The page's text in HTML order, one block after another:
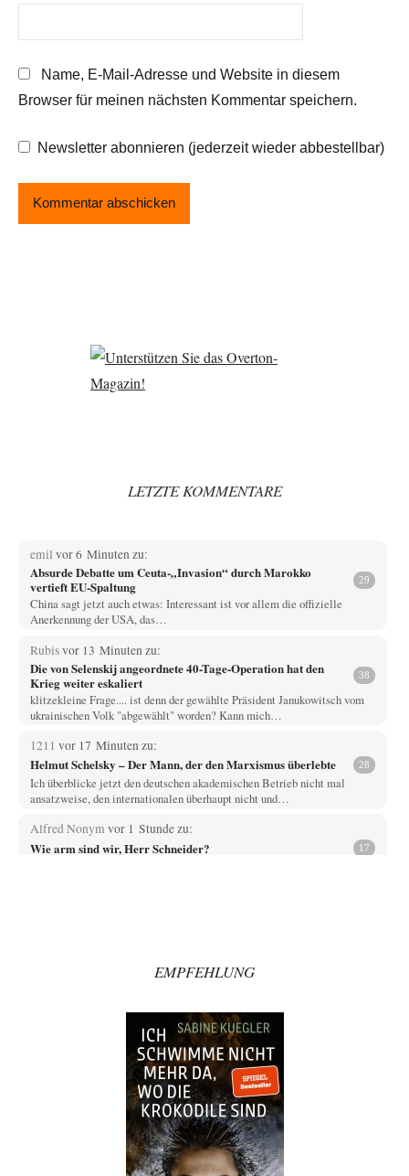
Name, E-Mail-Adresse und Website in diesem
Browser für meinen nächsten Kommentar speichern.
Newsletter abonnieren (jederzeit wieder abbestellbar)
LETZTE KOMMENTARE
emil vor 6 Minuten zu:
Absurde Debatte um Ceuta-„Invasion“ durch Marokko
vertieft EU-Spaltung
29
China sagt jetzt auch etwas: Interessant ist vor allem die offizielle
Anerkennung der USA, das…
Rubisvor 13 Minuten zu:
Die von Selenskij angeordnete 40-Tage-Operation hat den
Krieg weiter eskaliert
38
klitzekleine Frage.... ist denn der gewählte Präsident Janukowitsch vom
ukrainischen Volk "abgewählt" worden? Kann mich…
1211 vor 17 Minuten zu:
Helmut Schelsky – Der Mann, der den Marxismus überlebte 28
Ich überblicke jetzt den deutschen akademischen Betrieb nicht mal
ansatzweise, den internationalen überhaupt nicht und…
Alfred Nonym vor 1 Stunde zu:
Wie arm sind wir, Herr Schneider? 17
Flagge eines Drittstaates…
Morgen kommt der Russe, wir müssen alle sterben!
Kurz gesagt: der Autor dieses Kommentars weiß es ganz genau. Er hat die
DIRTY OPERATING SYSTEMvor 10 Stunden zu:
Die Revolution, die nie scheiterte
@jjkoeln "Und in der Tat, steiges Problematisieren und die letzten
Winkel analysieren ist nicht hilfreich.…
vor 10 Stunden zu:
EMPFEHLUNG